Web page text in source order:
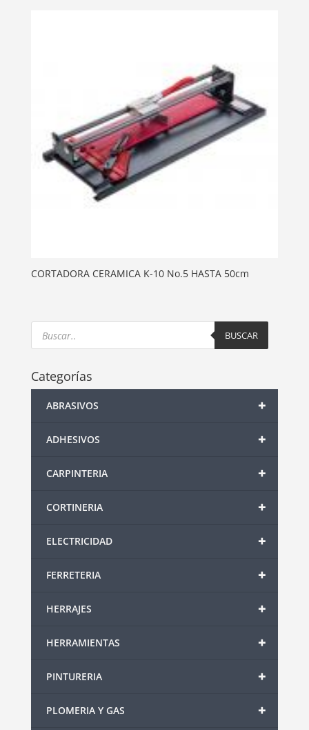
CORTADORA CERAMICA K-10 No.5 HASTA 50cm
Products
search BUSCAR
Categorías
+
ABRASIVOS
+
ADHESIVOS
+
CARPINTERIA
+
CORTINERIA
+
ELECTRICIDAD
+
FERRETERIA
+
HERRAJES
+
HERRAMIENTAS
+
PINTURERIA
+
PLOMERIA Y GAS